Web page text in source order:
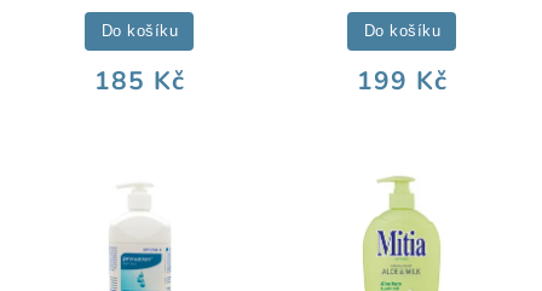
185 Kč
Do košíku
199 Kč
Do košíku